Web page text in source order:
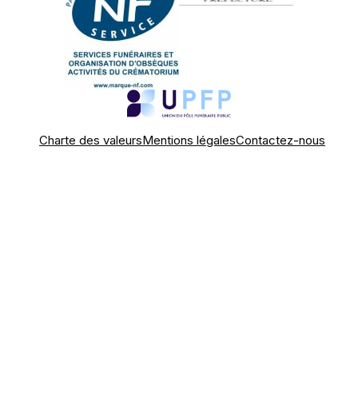
Charte des valeursMentions légalesContactez-nous